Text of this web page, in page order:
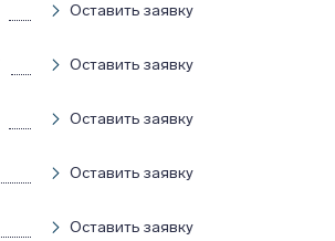
Оставить заявку
Оставить заявку
Оставить заявку
Оставить заявку
Оставить заявку